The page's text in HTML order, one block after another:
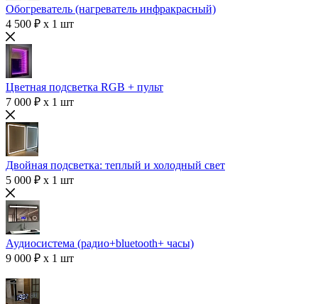
Обогреватель (нагреватель инфракрасный)
4 500 ₽ x 1 шт
Цветная подсветка RGB + пульт
7 000 ₽ x 1 шт
Двойная подсветка: теплый и холодный свет
5 000 ₽ x 1 шт
Аудиосистема (радио+bluetooth+ часы)
9 000 ₽ x 1 шт